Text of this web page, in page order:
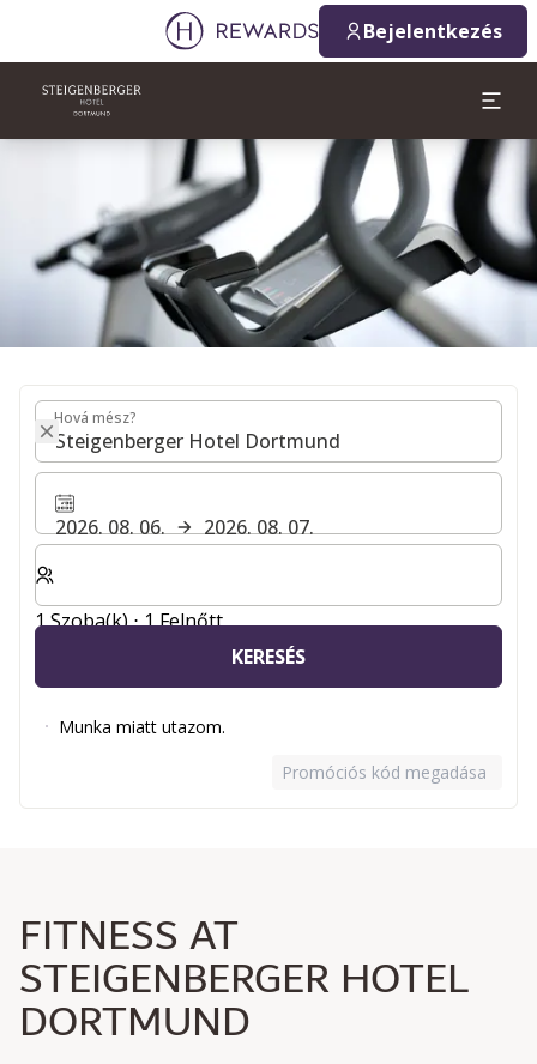
Bejelentkezés
2026. 08. 07.
1 Szoba(k) ⋅ 1 Felnőtt
Hová mész?
Hová mész?
2026. 08. 06.
2026. 08. 07.
Válassza ki a szobák és a vendégek számát
1 Szoba(k) ⋅ 1 Felnőtt
KERESÉS
Munka miatt utazom.
Promóciós kód megadása
FITNESS AT
STEIGENBERGER HOTEL
DORTMUND